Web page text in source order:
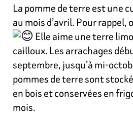
La pomme de terre est une
au mois d’avril. Pour rappel,
Elle aime une terre
cailloux. Les arrachages
septembre, jusqu’à mi-
pommes de terre sont
en bois et conservées en
mois.